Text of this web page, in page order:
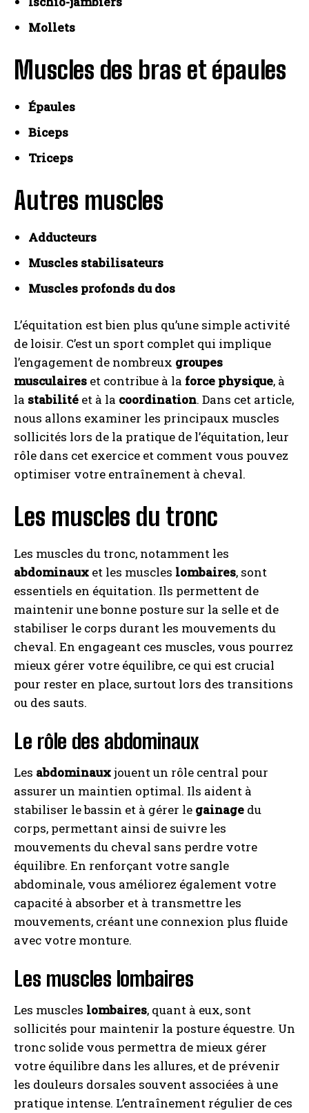
A LIRE : Comment muscler pectoraux rapidement ?
Mollets
Muscles des bras et épaules
Épaules
Biceps
Triceps
Autres muscles
Adducteurs
Muscles stabilisateurs
Muscles profonds du dos
L’équitation est bien plus qu’une simple activité
de loisir. C’est un sport complet qui implique
l’engagement de nombreux groupes
musculaires et contribue à la force physique, à
la stabilité et à la coordination. Dans cet article,
nous allons examiner les principaux muscles
sollicités lors de la pratique de l’équitation, leur
rôle dans cet exercice et comment vous pouvez
optimiser votre entraînement à cheval.
Les muscles du tronc
Les muscles du tronc, notamment les
abdominaux et les muscles lombaires, sont
essentiels en équitation. Ils permettent de
maintenir une bonne posture sur la selle et de
stabiliser le corps durant les mouvements du
cheval. En engageant ces muscles, vous pourrez
mieux gérer votre équilibre, ce qui est crucial
pour rester en place, surtout lors des transitions
ou des sauts.
Le rôle des abdominaux
Les abdominauxjouent un rôle central pour
assurer un maintien optimal. Ils aident à
stabiliser le bassin et à gérer le gainage du
corps, permettant ainsi de suivre les
mouvements du cheval sans perdre votre
équilibre. En renforçant votre sangle
abdominale, vous améliorez également votre
capacité à absorber et à transmettre les
mouvements, créant une connexion plus fluide
avec votre monture.
Les muscles lombaires
Les muscles lombaires, quant à eux, sont
sollicités pour maintenir la posture équestre. Un
tronc solide vous permettra de mieux gérer
votre équilibre dans les allures, et de prévenir
les douleurs dorsales souvent associées à une
pratique intense. L’entraînement régulier de ces